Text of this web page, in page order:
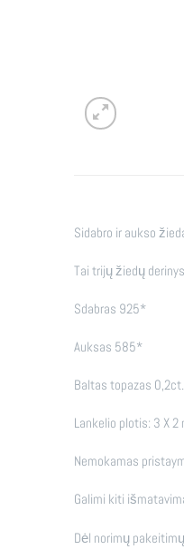
Sidabro ir aukso
Tai trijų žiedų
Sdabras 925*
Auksas 585*
Baltas topazas 0,2ct.
Lankelio plotis: 3 X 2
Nemokamas
Galimi kiti
Dėl norimų